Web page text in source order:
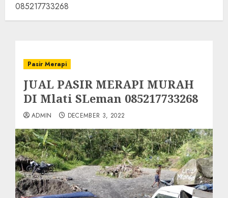
085217733268
Pasir Merapi
JUAL PASIR MERAPI MURAH
DI Mlati SLeman 085217733268
ADMIN DECEMBER 3, 2022